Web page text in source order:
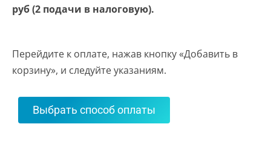
руб (2 подачи в налоговую).
Перейдите к оплате, нажав кнопку «Добавить в
корзину», и следуйте указаниям.
Выбрать способ оплаты